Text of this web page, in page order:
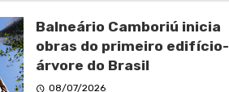
Balneário Camboriú inicia
obras do primeiro edifício-
árvore do Brasil
08/07/2026